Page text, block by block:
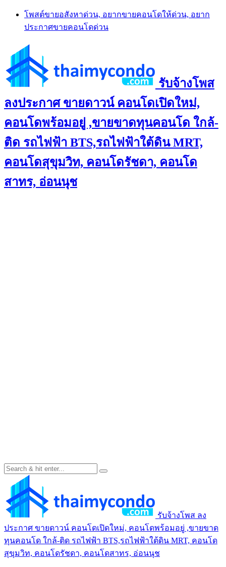
Skip
content
โพสต์ขายอสังหาด่วน, อยากขายคอนโดให้ด่วน, อยาก
ประกาศขายคอนโดด่วน
รับจ้างโพส
ลงประกาศ ขายดาวน์ คอนโดเปิดใหม่,
คอนโดพร้อมอยู่ ,ขายขาดทุนคอนโด ใกล้-
ติด รถไฟฟ้า BTS,รถไฟฟ้าใต้ดิน MRT,
คอนโดสุขุมวิท, คอนโดรัชดา, คอนโด
สาทร, อ่อนนุช
รับจ้างโพส ลง
ประกาศ ขายดาวน์ คอนโดเปิดใหม่, คอนโดพร้อมอยู่ ,ขายขาด
ทุนคอนโด ใกล้-ติด รถไฟฟ้า BTS,รถไฟฟ้าใต้ดิน MRT, คอนโด
สุขุมวิท, คอนโดรัชดา, คอนโดสาทร, อ่อนนุช